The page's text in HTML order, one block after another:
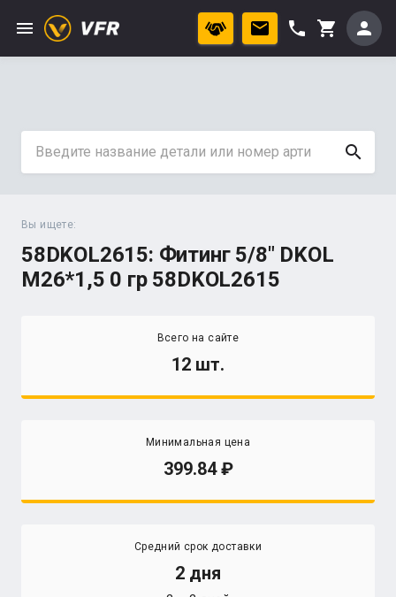
menu phone shopping_cart person
search
Вы ищете:
58DKOL2615: Фитинг 5/8" DKOL
М26*1,5 0 гр 58DKOL2615
Всего на сайте
12 шт.
Минимальная цена
399.84
Средний срок доставки
2 дня